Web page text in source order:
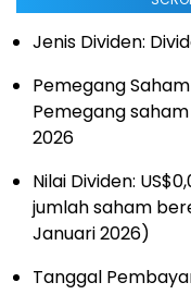
Jenis Dividen:
Pemegang
Pemegang
2026
Nilai Dividen:
jumlah saham
Januari 2026)
Tanggal